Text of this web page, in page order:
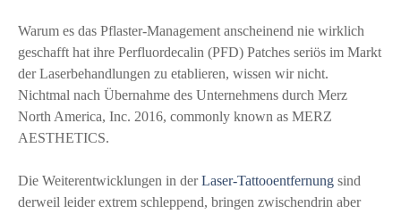
Warum es das Pflaster-Management anscheinend nie wirklich
geschafft hat ihre Perfluordecalin (PFD) Patches seriös im Markt
der Laserbehandlungen zu etablieren, wissen wir nicht.
Nichtmal nach Übernahme des Unternehmens durch Merz
North America, Inc. 2016, commonly known as MERZ
AESTHETICS.
Die Weiterentwicklungen in derLaser-Tattooentfernung sind
derweil leider extrem schleppend, bringen zwischendrin aber